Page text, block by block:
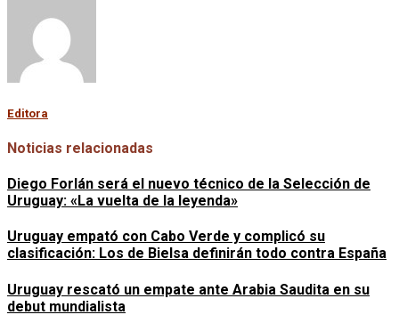
Editora
Noticias relacionadas
Diego Forlán será el nuevo técnico de la Selección de
Uruguay: «La vuelta de la leyenda»
Uruguay empató con Cabo Verde y complicó su
clasificación: Los de Bielsa definirán todo contra España
Uruguay rescató un empate ante Arabia Saudita en su
debut mundialista